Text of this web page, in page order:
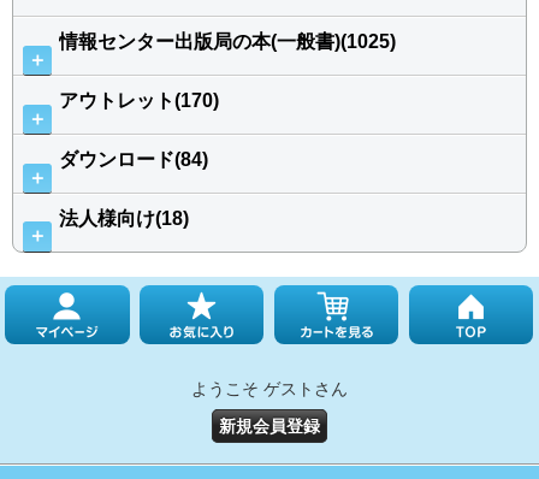
＋
情報センター出版局の本(一般書)(1025)
＋
アウトレット(170)
＋
ダウンロード(84)
＋
法人様向け(18)
ようこそ ゲストさん
新規会員登録